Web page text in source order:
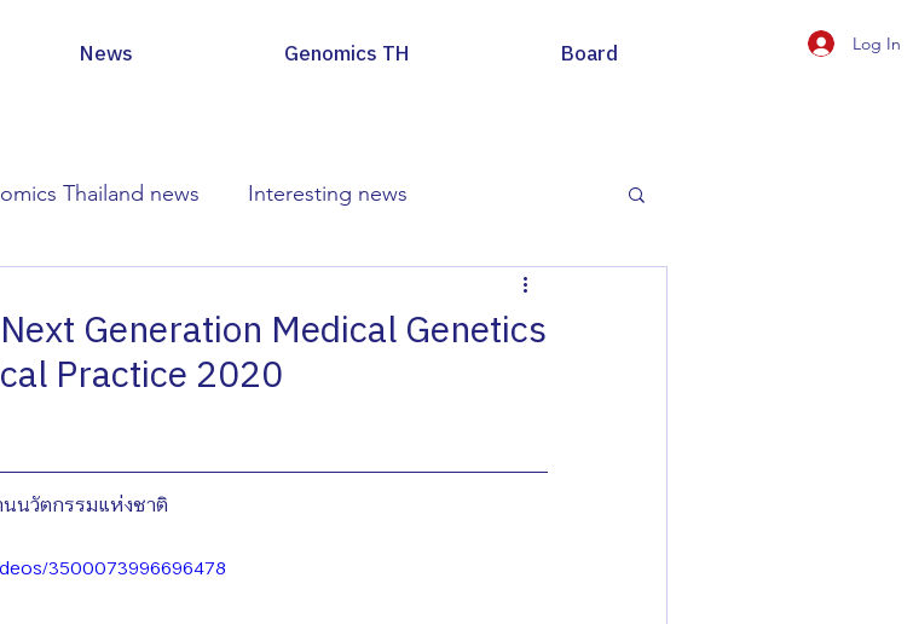
News Genomics TH Board Log In
Thailand news Interesting news
Generation Medical Genetics
Practice 2020
นวัตกรรมแห่งชาติ
3500073996696478